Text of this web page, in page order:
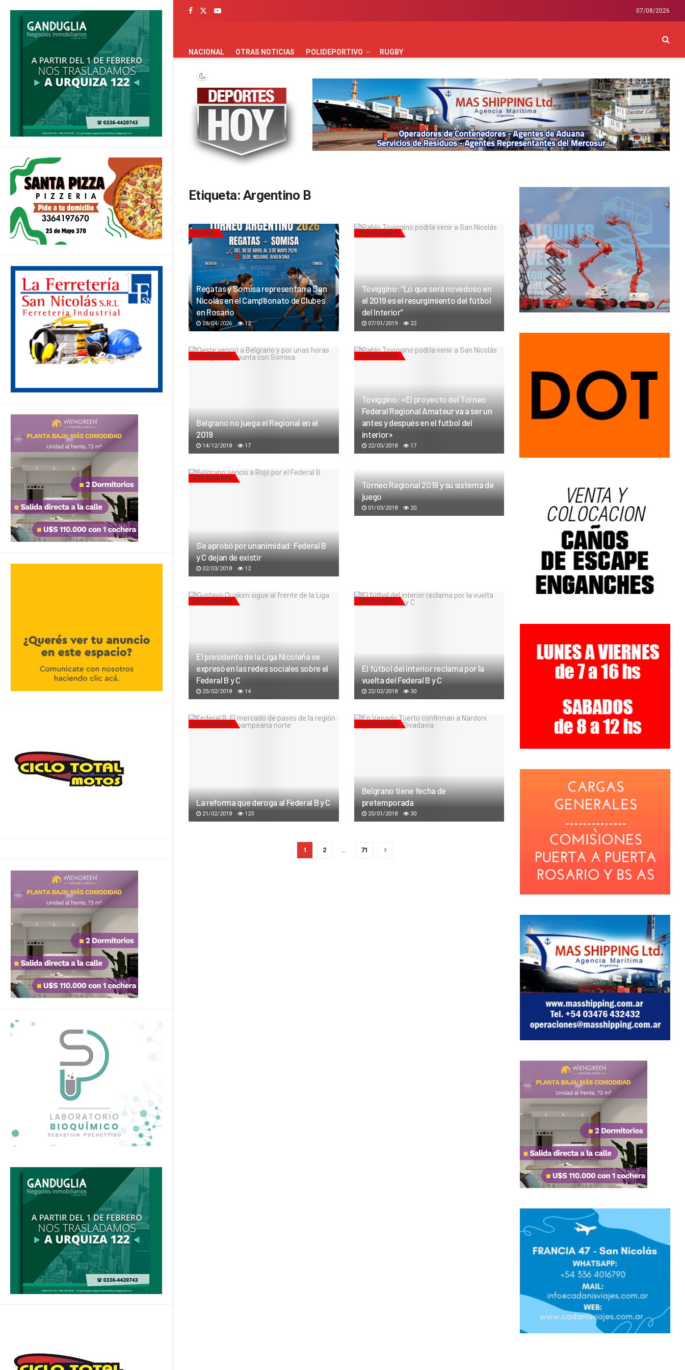
07/08/2026
PORTADA
NACIONAL OTRAS NOTICIAS POLIDEPORTIVO RUGBY
Etiqueta: Argentino B
HOCKEY
Regatas y Somisa representan a San
Nicolás en el Campeonato de Clubes
en Rosario
28/04/2026 12
DESTACADAS
Toviggino: “Lo que será novedoso en
el 2019 es el resurgimiento del fútbol
del Interior”
07/01/2019 22
DESTACADAS
Belgrano no juega el Regional en el
2019
14/12/2018 17
DESTACADAS
Toviggino: «El proyecto del Torneo
Federal Regional Amateur va a ser un
antes y después en el futbol del
interior»
22/05/2018 17
DESTACADAS
Se aprobó por unanimidad: Federal B
y C dejan de existir
02/03/2018 12
Torneo Regional 2019 y su sistema de
juego
01/03/2018 20
DESTACADAS
El presidente de la Liga Nicoleña se
expresó en las redes sociales sobre el
Federal B y C
25/02/2018 14
DESTACADAS
El fútbol del interior reclama por la
vuelta del Federal B y C
22/02/2018 30
DESTACADAS
La reforma que deroga al Federal B y C
21/02/2018 123
DESTACADAS
Belgrano tiene fecha de
pretemporada
25/01/2018 30
1 2 … 71